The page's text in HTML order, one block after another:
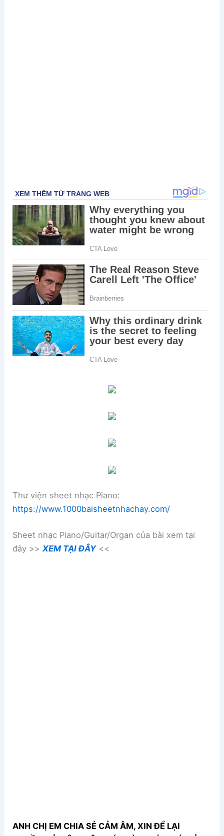
Thư viện sheet nhạc Piano:
https://www.1000baisheetnhachay.com/
Sheet nhạc Piano/Guitar/Organ của bài xem tại
đây >>XEM TẠI ĐÂY<<
ANH CHỊ EM CHIA SẺ CẢM ÂM, XIN ĐỂ LẠI